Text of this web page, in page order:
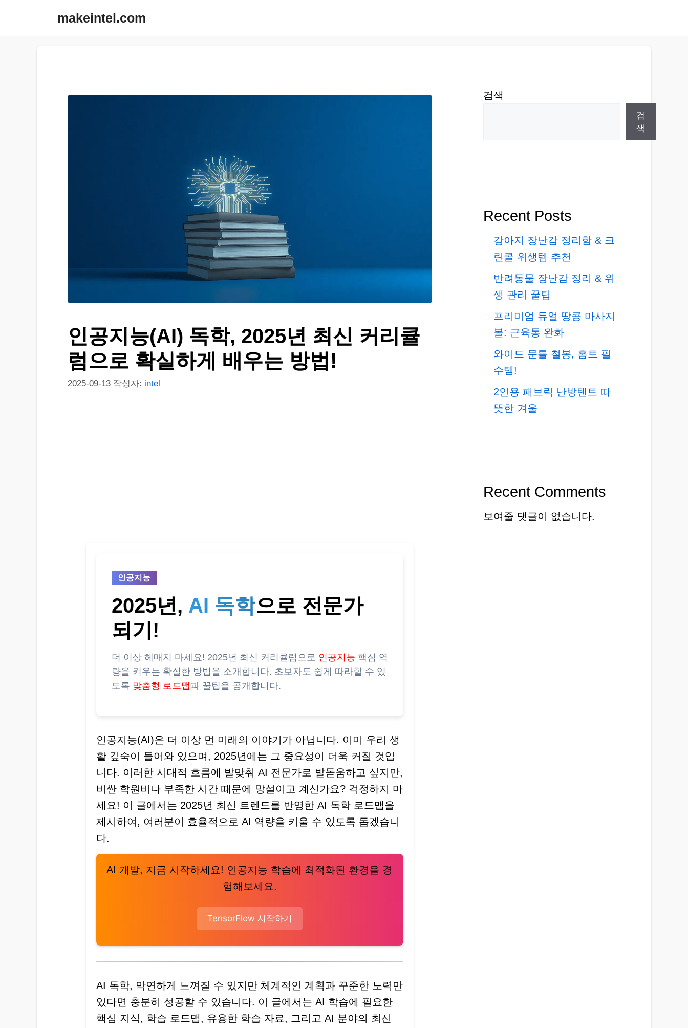
makeintel.com
인공지능(AI) 독학, 2025년 최신 커리큘
럼으로 확실하게 배우는 방법!
2025-09-13 작성자: intel
인공지능
2025년, AI 독학으로 전문가
되기!
더 이상 헤매지 마세요! 2025년 최신 커리큘럼으로 인공지능 핵심 역
량을 키우는 확실한 방법을 소개합니다. 초보자도 쉽게 따라할 수 있
도록 맞춤형 로드맵과 꿀팁을 공개합니다.
인공지능(AI)은 더 이상 먼 미래의 이야기가 아닙니다. 이미 우리 생
활 깊숙이 들어와 있으며, 2025년에는 그 중요성이 더욱 커질 것입
니다. 이러한 시대적 흐름에 발맞춰 AI 전문가로 발돋움하고 싶지만,
비싼 학원비나 부족한 시간 때문에 망설이고 계신가요? 걱정하지 마
세요! 이 글에서는 2025년 최신 트렌드를 반영한 AI 독학 로드맵을
제시하여, 여러분이 효율적으로 AI 역량을 키울 수 있도록 돕겠습니
다.
AI 개발, 지금 시작하세요! 인공지능 학습에 최적화된 환경을 경
험해보세요.
TensorFlow 시작하기
AI 독학, 막연하게 느껴질 수 있지만 체계적인 계획과 꾸준한 노력만
있다면 충분히 성공할 수 있습니다. 이 글에서는 AI 학습에 필요한
핵심 지식, 학습 로드맵, 유용한 학습 자료, 그리고 AI 분야의 최신
검색
검
색
Recent Posts
강아지 장난감 정리함 & 크
린콜 위생템 추천
반려동물 장난감 정리 & 위
생 관리 꿀팁
프리미엄 듀얼 땅콩 마사지
볼: 근육통 완화
와이드 문틀 철봉, 홈트 필
수템!
2인용 패브릭 난방텐트 따
뜻한 겨울
Recent Comments
보여줄 댓글이 없습니다.